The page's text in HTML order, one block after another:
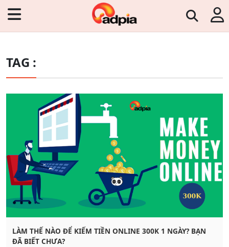
TAG :
LÀM THẾ NÀO ĐỂ KIẾM TIỀN ONLINE 300K 1 NGÀY? BẠN
ĐÃ BIẾT CHƯA?